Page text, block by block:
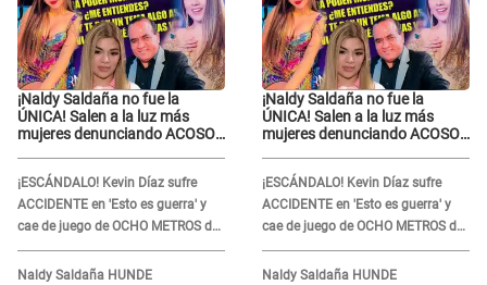
¡Naldy Saldaña no fue la
ÚNICA! Salen a la luz más
mujeres denunciando ACOSO
¡ESCÁNDALO! Kevin Díaz sufre
ACCIDENTE en 'Esto es guerra' y
cae de juego de OCHO METROS de
altura: "La colchoneta se rompe..."
Naldy Saldaña HUNDE
¡Naldy Saldaña no fue la
ÚNICA! Salen a la luz más
mujeres denunciando ACOSO
¡ESCÁNDALO! Kevin Díaz sufre
ACCIDENTE en 'Esto es guerra' y
cae de juego de OCHO METROS de
altura: "La colchoneta se rompe..."
Naldy Saldaña HUNDE